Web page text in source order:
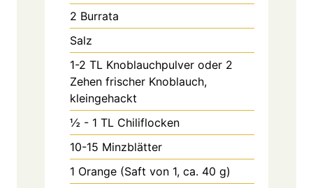
2 Burrata
Salz
1-2 TL Knoblauchpulver oder 2
Zehen frischer Knoblauch,
kleingehackt
½ - 1 TL Chiliflocken
10-15 Minzblätter
1 Orange (Saft von 1, ca. 40 g)